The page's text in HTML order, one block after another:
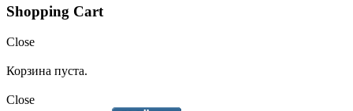
Shopping Cart
Close
Корзина пуста.
Close